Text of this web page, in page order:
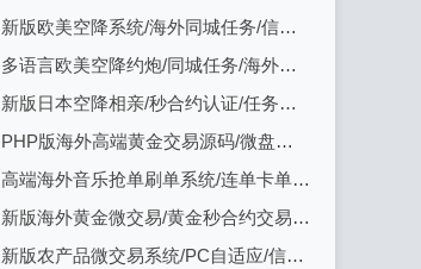
新版欧美空降系统/海外同城任务/信用分/空降约炮
多语言欧美空降约炮/同城任务/海外空降系统
新版日本空降相亲/秒合约认证/任务认证/空降微交易
PHP版海外高端黄金交易源码/微盘微交易/黄金投资交易
高端海外音乐抢单刷单系统/连单卡单/前端uniapp
新版海外黄金微交易/黄金秒合约交易/黄金投资/前端VUE
新版农产品微交易系统/PC自适应/信用分/委买微盘